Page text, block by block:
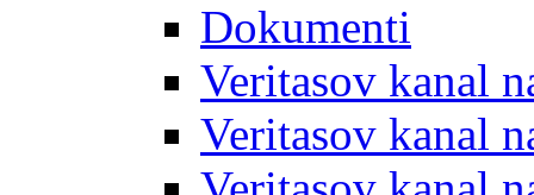
Dokumenti
Veritasov kanal
Veritasov kanal